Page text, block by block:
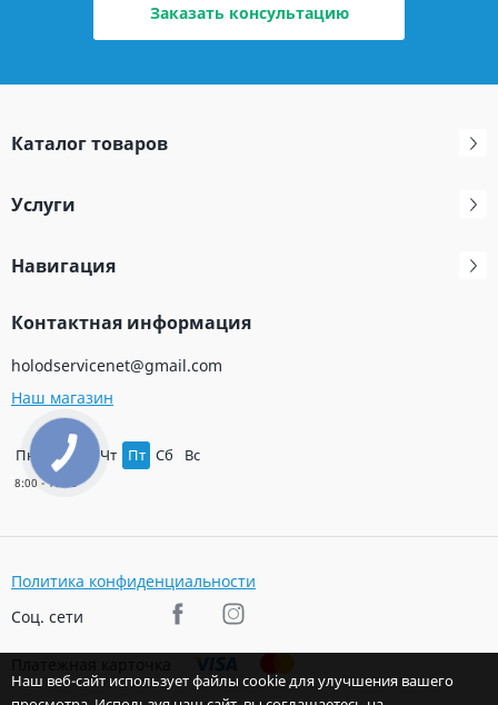
Заказать консультацию
Каталог товаров
Услуги
Навигация
Контактная информация
holodservicenet@gmail.com
Наш магазин
Пн Вт Ср Чт Пт Сб Вс
Политика конфиденциальности
Соц. сети
Наш веб-сайт использует файлы cookie для улучшения вашего